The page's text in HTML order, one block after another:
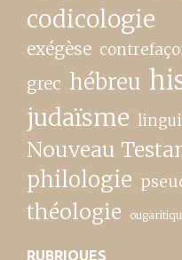
codicologie
exégèse
grec hébreu
judaïsme
Nouveau
philologie
théologie
RUBRIQUES